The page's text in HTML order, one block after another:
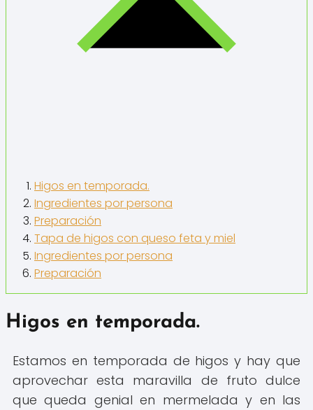
Higos en temporada.
Ingredientes por persona
Preparación
Tapa de higos con queso feta y miel
Ingredientes por persona
Preparación
Higos en temporada.
Estamos en temporada de higos y hay que
aprovechar esta maravilla de fruto dulce
que queda genial en mermelada y en las